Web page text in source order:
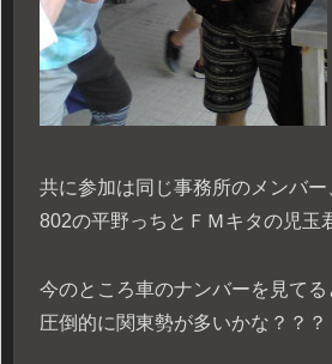
共に参加は同じ事務所のメンバー
802の平野っちとＦＭキタの児玉
今のところ車のナンバーを見てる
圧倒的に関東勢が多いかな？？？